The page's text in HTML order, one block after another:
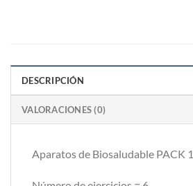
DESCRIPCIÓN
VALORACIONES (0)
Aparatos de Biosaludable PACK 1